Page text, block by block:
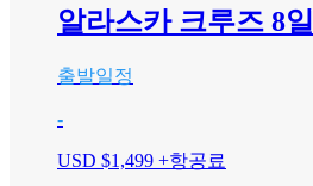
알라스카 크루즈 8일
출발일정
-
USD $1,499 +항공료